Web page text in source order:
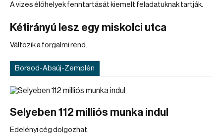
A vizes élőhelyek fenntartását kiemelt feladatuknak tartják.
Kétirányú lesz egy miskolci utca
Változik a forgalmi rend.
Borsod-Abaúj-Zemplén
Selyeben 112 milliós munka indul
Edelényi cég dolgozhat.